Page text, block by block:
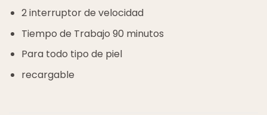
2 interruptor de velocidad
Tiempo de Trabajo 90 minutos
Para todo tipo de piel
recargable